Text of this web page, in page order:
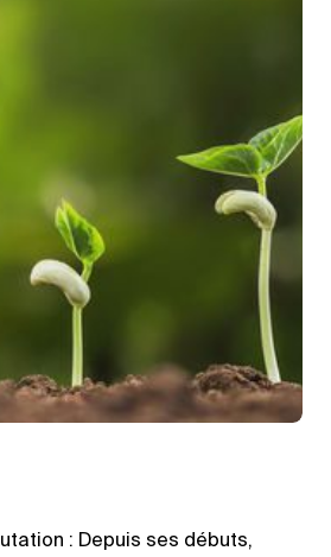
: Depuis ses débuts,